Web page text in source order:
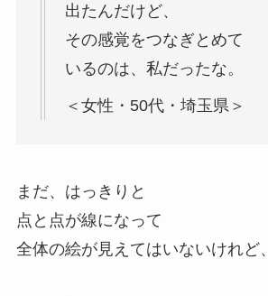
出たんだけど、
その感覚をつなぎとめて
いるのは、私だったな。
＜女性・50代・埼玉県＞
まだ、はっきりと
点と点が線になって
全体の絵が見えてはいないけれど、